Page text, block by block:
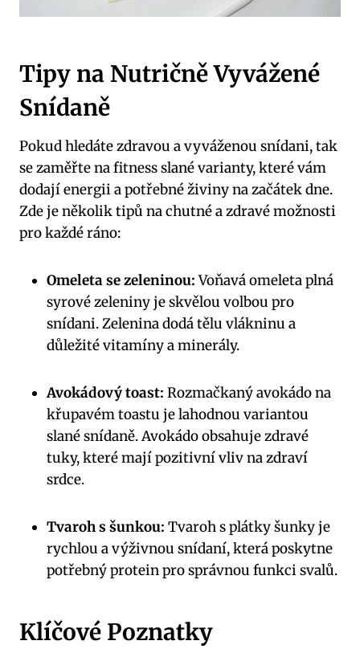
Tipy na Nutričně Vyvážené
Snídaně
Pokud hledáte zdravou a vyváženou snídani, tak
se zaměřte na fitness slané varianty, které vám
dodají energii a potřebné živiny na začátek dne.
Zde je několik tipů na chutné a zdravé možnosti
pro každé ráno:
Omeleta se zeleninou:Voňavá omeleta plná
syrové zeleniny je skvělou volbou pro
snídani. Zelenina dodá tělu vlákninu a
důležité vitamíny a minerály.
Avokádový toast: Rozmačkaný avokádo na
křupavém toastu je lahodnou variantou
slané snídaně. Avokádo obsahuje zdravé
tuky, které mají pozitivní vliv na zdraví
srdce.
Tvaroh s šunkou: Tvaroh s plátky šunky je
rychlou a výživnou snídaní, která poskytne
potřebný protein pro správnou funkci svalů.
Klíčové Poznatky